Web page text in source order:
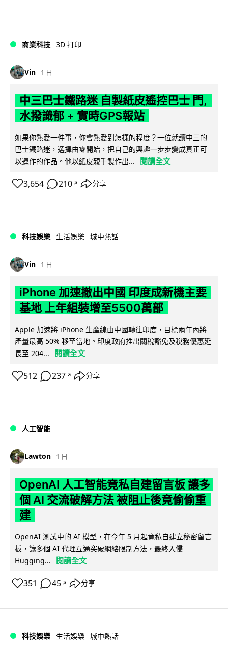
商業科技 3D 打印
Vin 1 日
中三巴士鐵路迷 自製紙皮遙控巴士 門,
水撥識郁 + 實時GPS報站
如果你熱愛一件事，你會熱愛到怎樣的程度？一位就讀中三的
巴士鐵路迷，選擇由零開始，把自己的興趣一步步變成真正可
以運作的作品。他以紙皮親手製作出...
閱讀全文
3,654 210 ↗ 分享
科技娛樂 生活娛樂 城中熱話
Vin 1 日
iPhone 加速撤出中國 印度成新機主要
基地 上年組裝增至5500萬部
Apple 加速將 iPhone 生產線由中國轉往印度，目標兩年內將
產量最高 50% 移至當地。印度政府推出關稅豁免及稅務優惠延
長至 204...
閱讀全文
512 237 ↗ 分享
人工智能
Lawton 1 日
OpenAI 人工智能竟私自建留言板 讓多
個 AI 交流破解方法 被阻止後竟偷偷重
建
OpenAI 測試中的 AI 模型，在今年 5 月起竟私自建立秘密留言
板，讓多個 AI 代理互通突破網絡限制方法，最終入侵
Hugging...
閱讀全文
351 45 ↗ 分享
科技娛樂 生活娛樂 城中熱話